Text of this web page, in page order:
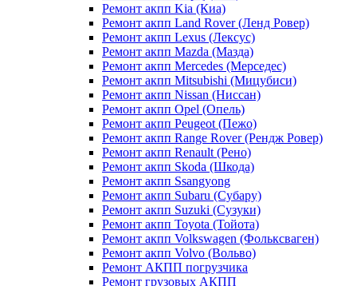
Ремонт акпп Kia (Киа)
Ремонт акпп Land Rover (Ленд Ровер)
Ремонт акпп Lexus (Лексус)
Ремонт акпп Mazda (Мазда)
Ремонт акпп Mercedes (Мерседес)
Ремонт акпп Mitsubishi (Мицубиси)
Ремонт акпп Nissan (Ниссан)
Ремонт акпп Opel (Опель)
Ремонт акпп Peugeot (Пежо)
Ремонт акпп Range Rover (Рендж Ровер)
Ремонт акпп Renault (Рено)
Ремонт акпп Skoda (Шкода)
Ремонт акпп Ssangyong
Ремонт акпп Subaru (Cубару)
Ремонт акпп Suzuki (Сузуки)
Ремонт акпп Toyota (Тойота)
Ремонт акпп Volkswagen (Фольксваген)
Ремонт акпп Volvo (Вольво)
Ремонт АКПП погрузчика
Ремонт грузовых АКПП